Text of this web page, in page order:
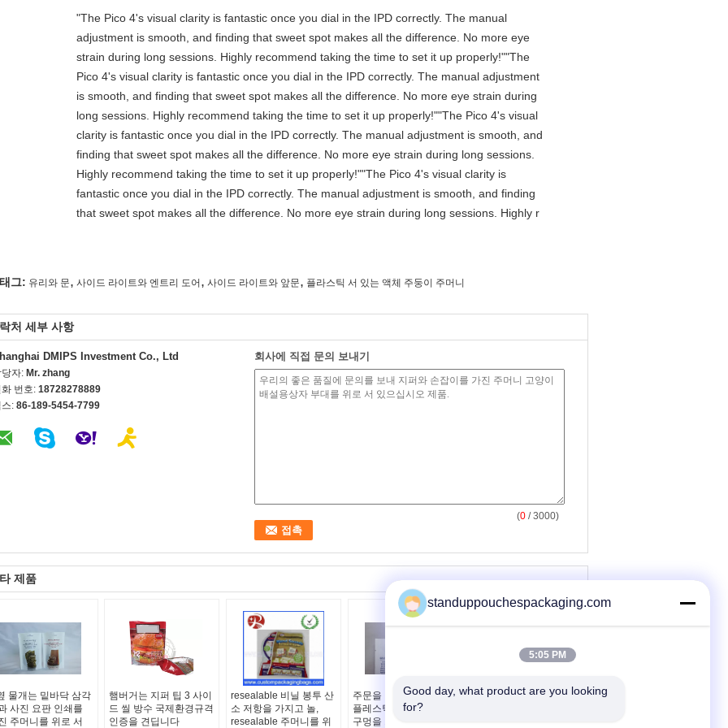
"The Pico 4's visual clarity is fantastic once you dial in the IPD correctly. The manual
adjustment is smooth, and finding that sweet spot makes all the difference. No more eye
strain during long sessions. Highly recommend taking the time to set it up properly!""The
Pico 4's visual clarity is fantastic once you dial in the IPD correctly. The manual adjustment
is smooth, and finding that sweet spot makes all the difference. No more eye strain during
long sessions. Highly recommend taking the time to set it up properly!""The Pico 4's visual
clarity is fantastic once you dial in the IPD correctly. The manual adjustment is smooth, and
finding that sweet spot makes all the difference. No more eye strain during long sessions.
Highly recommend taking the time to set it up properly!""The Pico 4's visual clarity is
fantastic once you dial in the IPD correctly. The manual adjustment is smooth, and finding
that sweet spot makes all the difference. No more eye strain during long sessions. Highly r
태그: 유리와 문, 사이드 라이트와 엔트리 도어 , 사이드 라이트와 앞문, 플라스틱 서 있는 액체 주둥이 주머니
처 세부 사항
DMIPS Investment Co., Ltd
자: Mr. zhang
번호: 18728278889
: 86-189-5454-7799
회사에 직접 문의 보내기
(0 / 3000)
제품
물개는 밑바닥 삼각
사진 요판 인쇄를
주머니를 위로 서
햄버거는 지퍼 팁 3 사이
드 씰 방수 국제환경규격
인증을 견딥니다
resealable 비닐 봉투 산
소 저항을 가지고 놀,
resealable 주머니를 위
주문을 받아서 만들어진
플레스틱 포장은 유로 -
구멍을 가진 주머니 사진
1Lb 분해 가능한 물고기
standuppouchespackaging.com
5:05 PM
Good day, what product are you looking
for?